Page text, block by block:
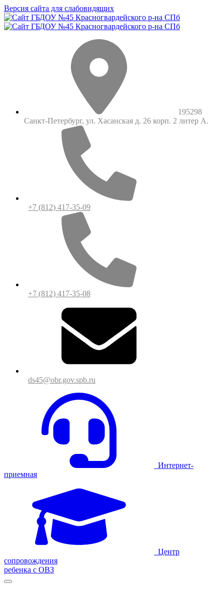
Версия сайта для слабовидящих
195298
Санкт-Петербург, ул. Хасанская д. 26 корп. 2 литер А.
+7 (812) 417-35-09
+7 (812) 417-35-08
ds45@obr.gov.spb.ru
Интернет-
приемная
Центр
сопровождения
ребенка с ОВЗ